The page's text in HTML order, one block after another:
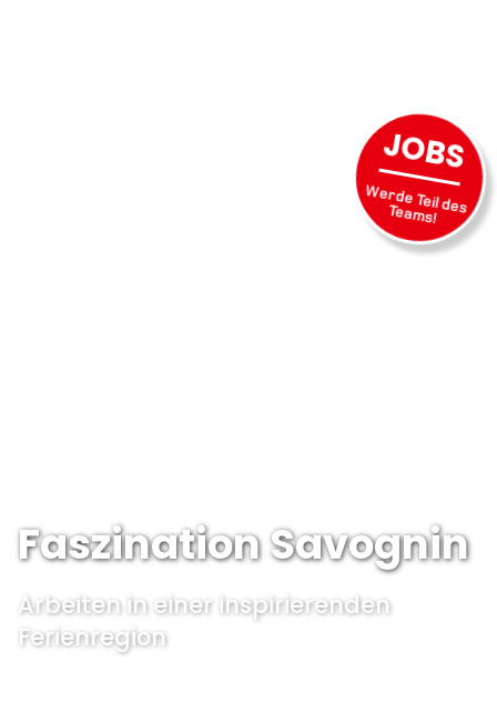
JOBS
Werde Teil des
Teams!
Faszination Savognin
Arbeiten in einer inspirierenden
Ferienregion